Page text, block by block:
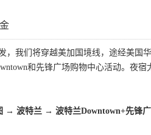
，我们将穿越美加国境线，途经美国
和先锋广场购物中心活动。夜宿
→ 波特兰 → 波特兰Downtown+先锋